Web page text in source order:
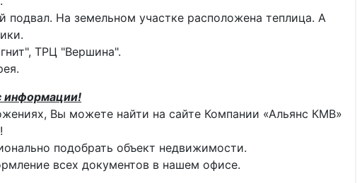
подвал. На земельном участке расположена теплица. А
ТРЦ "Вершина".
информации!
Вы можете найти на сайте Компании «Альянс КМВ»
подобрать объект недвижимости.
всех документов в нашем офисе.